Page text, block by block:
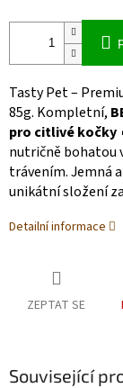
Tasty Pet –
85g. Kompletní,
pro citlivé kočky
nutričně bohatou
trávením. Jemná
unikátní složení
Detailní informace
ZEPTAT SE
Související